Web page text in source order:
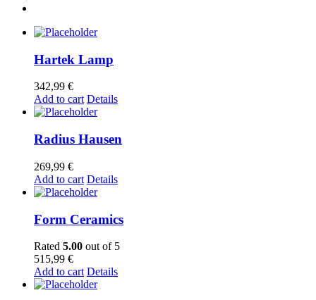
Hartek Lamp
342,99 €
Add to cart Details
Radius Hausen
269,99 €
Add to cart Details
Form Ceramics
Rated 5.00 out of 5
515,99 €
Add to cart Details